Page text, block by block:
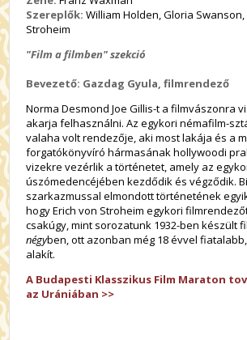
Szereplők: William Holden, Gloria Swanson,
Stroheim
"Film a filmben" szekció
Bevezető: Gazdag Gyula, filmrendező
Norma Desmond Joe Gillis-t a filmvászonra
akarja felhasználni. Az egykori némafilm-
valaha volt rendezője, aki most lakája és a
forgatókönyvíró hármasának hollywoodi
vizekre vezérlik a történetet, amely az
úszómedencéjében kezdődik és végződik.
szarkazmussal elmondott történetének
hogy Erich von Stroheim egykori
csakúgy, mint sorozatunk 1932-ben készült
négyben, ott azonban még 18 évvel
alakít.
A Budapesti Klasszikus Film Maraton
az Urániában >>